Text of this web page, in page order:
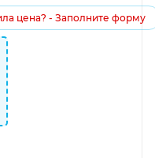
цена? - Заполните форму